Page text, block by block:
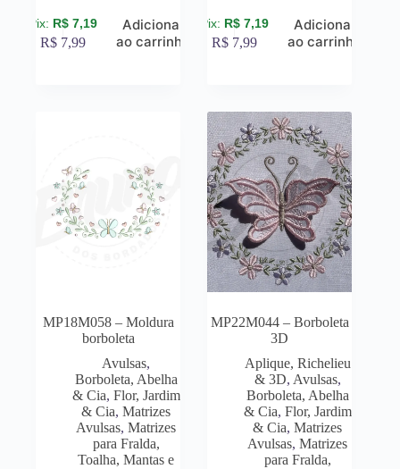
R$ 7,19
R$ 7,99
Adicionar
ao carrinho
R$ 7,19
R$ 7,99
Adicionar
ao carrinho
MP18M058 – Moldura
borboleta
Avulsas,
Borboleta, Abelha
& Cia, Flor, Jardim
& Cia,Matrizes
Avulsas,Matrizes
para Fralda,
Toalha, Mantas e
MP22M044 – Borboleta
3D
Aplique, Richelieu
& 3D, Avulsas,
Borboleta, Abelha
& Cia, Flor, Jardim
& Cia,Matrizes
Avulsas,Matrizes
para Fralda,